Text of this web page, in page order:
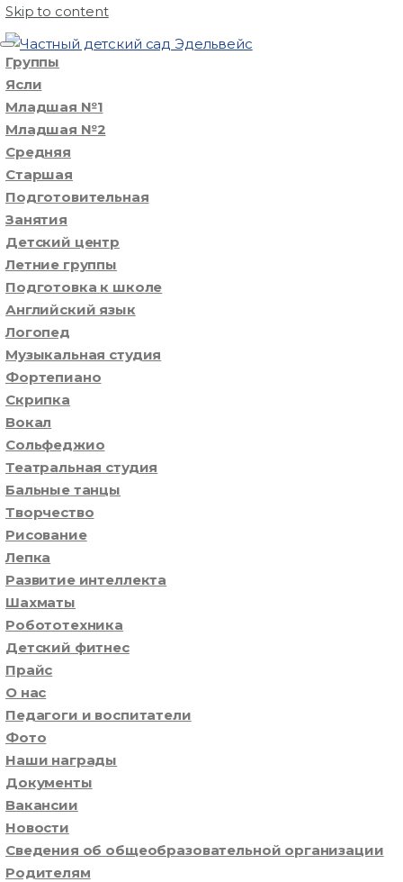
Skip to content
Группы
Ясли
Младшая №1
Младшая №2
Средняя
Старшая
Подготовительная
Занятия
Детский центр
Летние группы
Подготовка к школе
Английский язык
Логопед
Музыкальная студия
Фортепиано
Скрипка
Вокал
Сольфеджио
Театральная студия
Бальные танцы
Творчество
Рисование
Лепка
Развитие интеллекта
Шахматы
Робототехника
Детский фитнес
Прайс
О нас
Педагоги и воспитатели
Фото
Наши награды
Документы
Вакансии
Новости
Сведения об общеобразовательной организации
Родителям